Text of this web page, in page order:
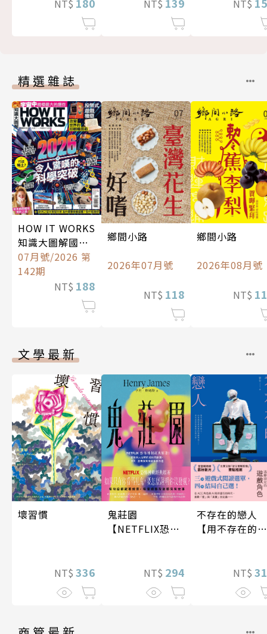
NT$
NT$
NT$
精選雜誌
HOW IT WORKS
知識大圖解國際
中文版
07月號/2026 第
142期
NT$ 188
鄉間小路
2026年07月號
NT$ 118
鄉間小路
2026年08月號
NT$
文學最新
壞習慣
NT$ 336
鬼莊園
【NETFLIX恐怖
NT$ 294
不存在的戀人
【用不存在的
NT$